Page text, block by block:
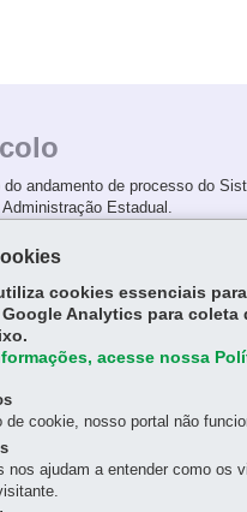
817/2026 -
- CHAMADA
FAMILIAR
N.º 11/2026 -
DESRATIZAÇÃO
N.º 12/2026 -
2026 - SERVIÇOS
andamento de processo do
Estadual.
cookies essenciais
Analytics para
acesse nossa
de cookie, nosso portal não
nos ajudam a entender como os